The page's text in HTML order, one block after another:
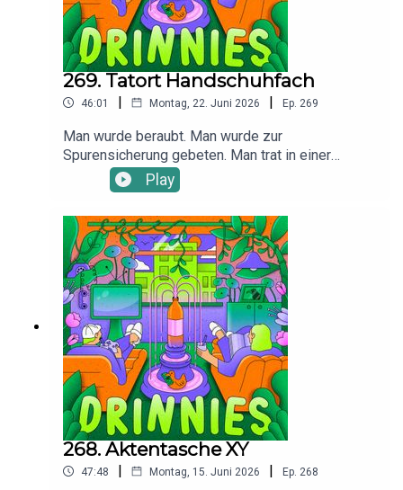
269. Tatort Handschuhfach
46:01 | Montag, 22. Juni 2026 | Ep. 269
Man wurde beraubt. Man wurde zur
Spurensicherung gebeten. Man trat in einer
geschlossenen Zweierkette auf. Alle
mysteriösen Details zum mitternächtlichen
Polizeibesuch sind jetzt abrufbereit. Stay
hydrated!Besuche Giulia und Chris auf
Instagram: @giuliabeckerdasoriginal und @chris.s
ommerHier findest du alle Infos und Rabatte
unserer Werbepartner: linktr.ee/drinniesUnser
Intro stammt von Sam Wilkes.
Play
268. Aktentasche XY
47:48 | Montag, 15. Juni 2026 | Ep. 268